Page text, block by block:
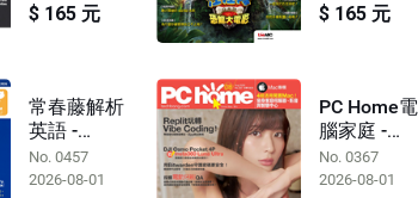
$ 165 元 $ 165 元
常春藤解析
英語 -
No.0457
No. 0457
2026-08-01
PC Home電
腦家庭 -
No.0367
No. 0367
2026-08-01